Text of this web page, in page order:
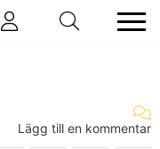
Lägg till en kommentar